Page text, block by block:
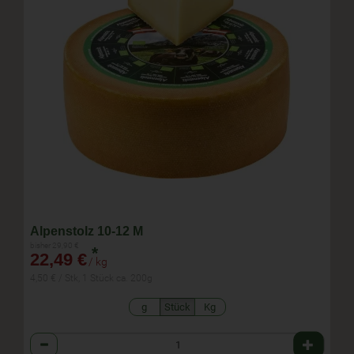
Alpenstolz 10-12 M
22,49 € *
/ kg
g Stück Kg
Anzahl